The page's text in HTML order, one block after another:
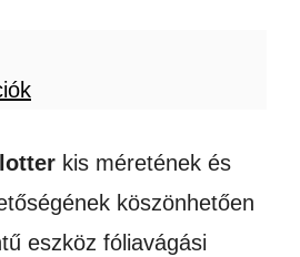
kis méretének és
köszönhetően
eszköz fóliavágási